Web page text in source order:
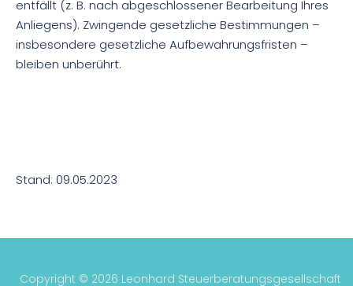
entfällt (z. B. nach abgeschlossener Bearbeitung Ihres
Anliegens). Zwingende gesetzliche Bestimmungen –
insbesondere gesetzliche Aufbewahrungsfristen –
bleiben unberührt.
Stand: 09.05.2023
Copyright © 2026 Leonhard Steuerberatungsgesellschaft